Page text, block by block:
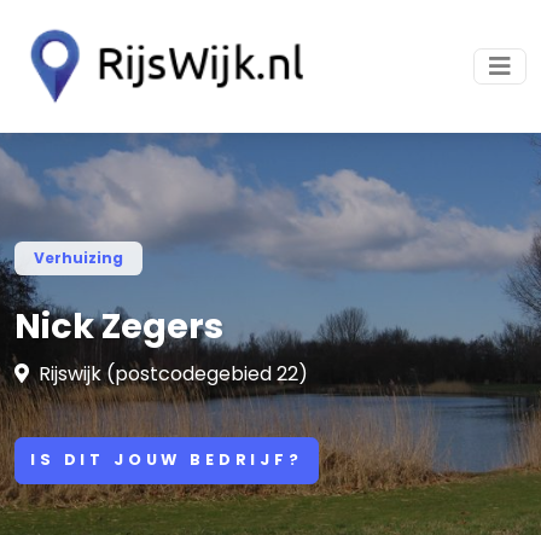
Verhuizing
Nick Zegers
Rijswijk (postcodegebied 22)
IS DIT JOUW BEDRIJF?